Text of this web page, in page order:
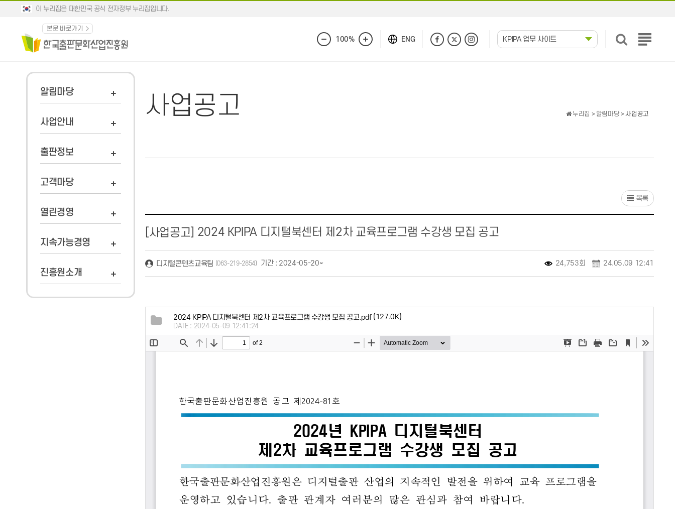
이 누리집은 대한민국 공식 전자정부 누리집입니다.
본문 바로가기
화
100%
화
ENG KPIPA 업무 사이트
전
알림마당
사업안내
출판정보
고객마당
열린경영
지속가능경영
진흥원소개
사업공고 누리집 > 알림마당 > 사업공고
목록
[사업공고] 2024 KPIPA 디지털북센터 제2차 교육프로그램 수강생 모집 공고
디지털콘텐츠교육팀 (063-219-2854) 기간 : 2024-05-20~ 24,753회 24.05.09 12:41
2024 KPIPA 디지털북센터 제2차 교육프로그램 수강생 모집 공고.pdf(127.0K)
DATE : 2024-05-09 12:41:24